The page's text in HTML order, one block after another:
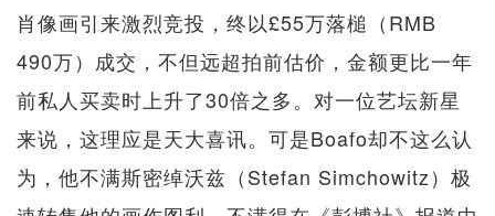
肖像画引来激烈竞投，终以£55万落槌（RMB
490万）成交，不但远超拍前估价，金额更比一年
前私人买卖时上升了30倍之多。对一位艺坛新星
来说，这理应是天大喜讯。可是Boafo却不这么认
为，他不满斯密绰沃兹（Stefan Simchowitz）极